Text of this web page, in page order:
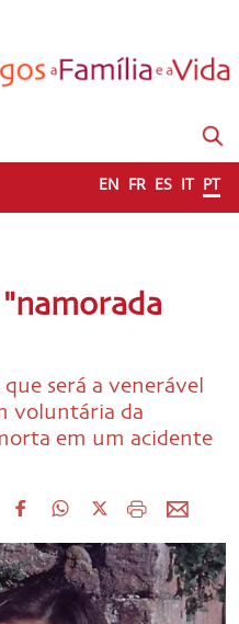
EN FR ES IT PT
será a venerável
voluntária da
em um acidente